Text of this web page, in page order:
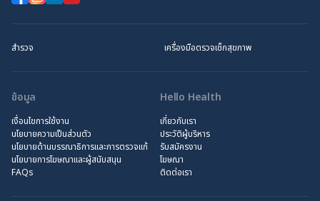
สำรวจ เครื่องมือตรวจเช็กสุขภาพ
ข้อมูล
เงื่อนไขการใช้งาน
นโยบายความเป็นส่วนตัว
นโยบายด้านบรรณาธิการและการตรวจแก้
นโยบายการโฆษณาและผู้สนับสนุน
FAQs
Hello Health
เกี่ยวกับเรา
ประวัติผู้บริหาร
รับสมัครงาน
โฆษณา
ติดต่อเรา